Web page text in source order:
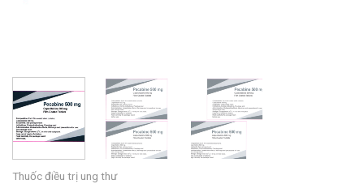
Thuốc điều trị ung thư